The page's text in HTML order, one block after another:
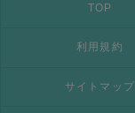
TOP
利用規約
サイトマップ